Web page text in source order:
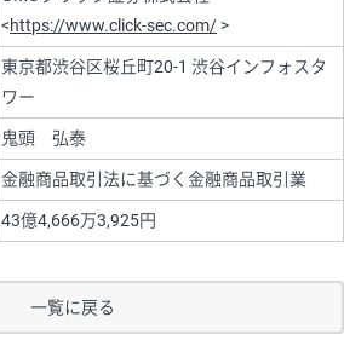
<https://www.click-sec.com/ >
東京都渋谷区桜丘町20-1 渋谷インフォスタ
ワー
鬼頭 弘泰
金融商品取引法に基づく金融商品取引業
43億4,666万3,925円
一覧に戻る